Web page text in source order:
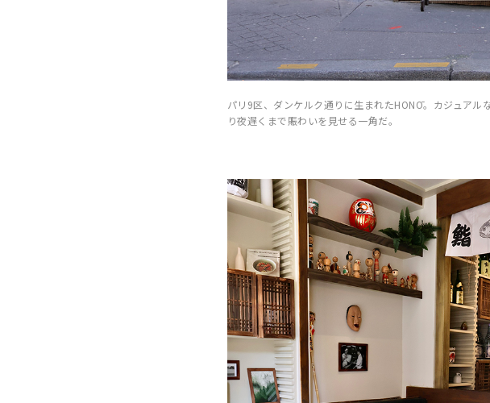
パリ9区、ダンケルク通りに生まれたHONŌ。カジュア
り夜遅くまで賑わいを見せる一角だ。